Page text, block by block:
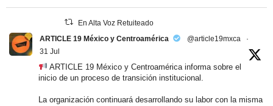
En Alta Voz Retuiteado
ARTICLE 19 México y Centroamérica
@article19mxca
·
31 Jul
ARTICLE 19 México y Centroamérica informa sobre el
inicio de un proceso de transición institucional.
La organización continuará desarrollando su labor con la misma